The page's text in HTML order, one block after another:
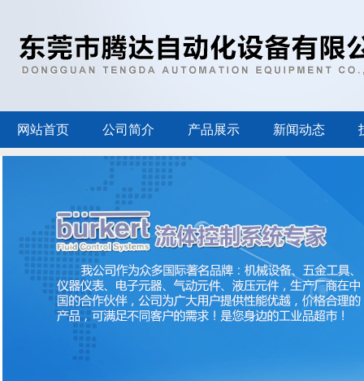
网站首页 公司简介 产品展示 新闻动态